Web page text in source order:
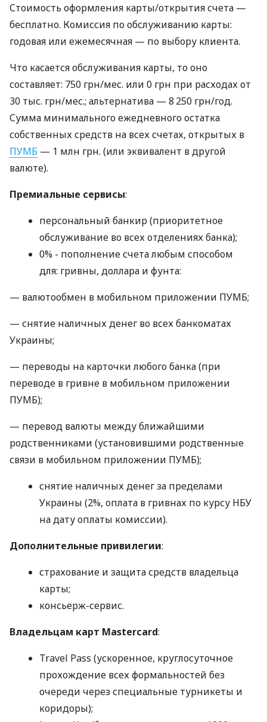
Стоимость оформления карты/открытия счета —
бесплатно. Комиссия по обслуживанию карты:
годовая или ежемесячная — по выбору клиента.
Что касается обслуживания карты, то оно
составляет: 750 грн/мес. или 0 грн при расходах от
30 тыс. грн/мес.; альтернатива — 8 250 грн/год.
Сумма минимального ежедневного остатка
собственных средств на всех счетах, открытых в
ПУМБ — 1 млн грн. (или эквивалент в другой
валюте).
Премиальные сервисы:
персональный банкир (приоритетное
обслуживание во всех отделениях банка);
0% - пополнение счета любым способом
для: гривны, доллара и фунта:
— валютообмен в мобильном приложении ПУМБ;
— снятие наличных денег во всех банкоматах
Украины;
— переводы на карточки любого банка (при
переводе в гривне в мобильном приложении
ПУМБ);
— перевод валюты между ближайшими
родственниками (установившими родственные
связи в мобильном приложении ПУМБ);
снятие наличных денег за пределами
Украины (2%, оплата в гривнах по курсу НБУ
на дату оплаты комиссии).
Дополнительные привилегии:
страхование и защита средств владельца
карты;
консьерж-сервис.
Владельцам карт Mastercard:
Travel Pass (ускоренное, круглосуточное
прохождение всех формальностей без
очереди через специальные турникеты и
коридоры);